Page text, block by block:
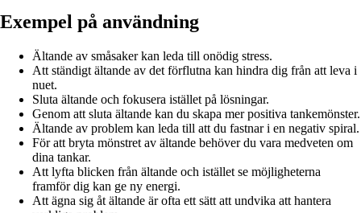
Exempel på användning
Ältande av småsaker kan leda till onödig stress.
Att ständigt ältande av det förflutna kan hindra dig från att leva i
nuet.
Sluta ältande och fokusera istället på lösningar.
Genom att sluta ältande kan du skapa mer positiva tankemönster.
Ältande av problem kan leda till att du fastnar i en negativ spiral.
För att bryta mönstret av ältande behöver du vara medveten om
dina tankar.
Att lyfta blicken från ältande och istället se möjligheterna
framför dig kan ge ny energi.
Att ägna sig åt ältande är ofta ett sätt att undvika att hantera